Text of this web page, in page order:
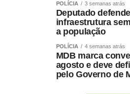
hora na chapa de Wellington,
negociações envolvendo a vaga
indicado, Maluf havia desistido de
própria ao Governo pelo Novo
composição liderada pelo
Na nota desta sexta-feira, Maluf
POLÍCIA 3 semanas atrás
Deputado
infraestrutura
a população
POLÍCIA 4 semanas atrás
MDB marca
agosto e deve
pelo Governo de